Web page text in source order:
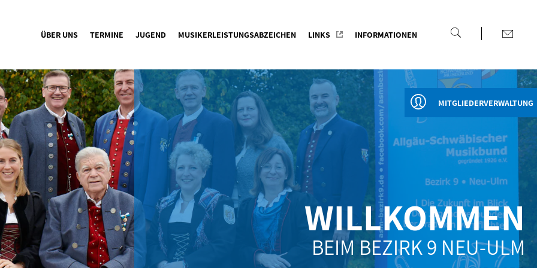
ÜBER UNS TERMINE JUGEND MUSIKERLEISTUNGSABZEICHEN LINKS INFORMATIONEN
WILLKOMMEN
BEIM BEZIRK 9 NEU-ULM
MITGLIEDERVERWALTUNG